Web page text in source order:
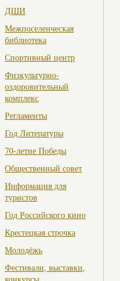
ДШИ
Межпоселенческая
библиотека
Спортивный центр
Физкультурно-
оздоровительный
комплекс
Регламенты
Год Литературы
70-летие Победы
Общественный совет
Информация для
туристов
Год Российского кино
Крестецкая строчка
Молодёжь
Фестивали, выставки,